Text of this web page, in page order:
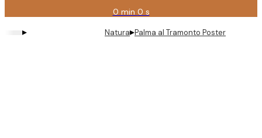
0 min 0 s
Valido
fino
a:
▸ Natura▸Palma al Tramonto Poster